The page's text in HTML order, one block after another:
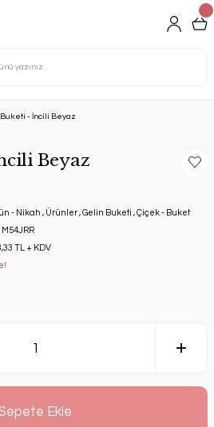
- İncili Beyaz
Beyaz
- Nikah , Ürünler ,Gelin Buketi ,Çiçek - Buket
TL + KDV
Ekle